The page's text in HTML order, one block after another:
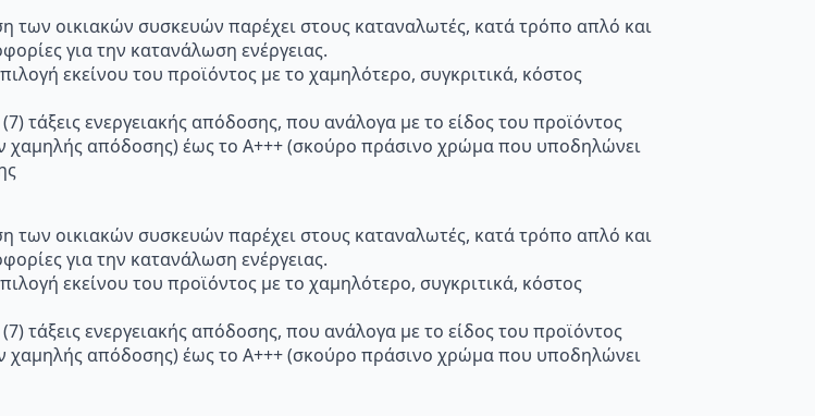
οικιακών συσκευών παρέχει στους καταναλωτές, κατά τρόπο απλό και
για την κατανάλωση ενέργειας.
εκείνου του προϊόντος με το χαμηλότερο, συγκριτικά, κόστος
τάξεις ενεργειακής απόδοσης, που ανάλογα με το είδος του προϊόντος
απόδοσης) έως το Α+++ (σκούρο πράσινο χρώμα που υποδηλώνει
οικιακών συσκευών παρέχει στους καταναλωτές, κατά τρόπο απλό και
για την κατανάλωση ενέργειας.
εκείνου του προϊόντος με το χαμηλότερο, συγκριτικά, κόστος
τάξεις ενεργειακής απόδοσης, που ανάλογα με το είδος του προϊόντος
απόδοσης) έως το Α+++ (σκούρο πράσινο χρώμα που υποδηλώνει